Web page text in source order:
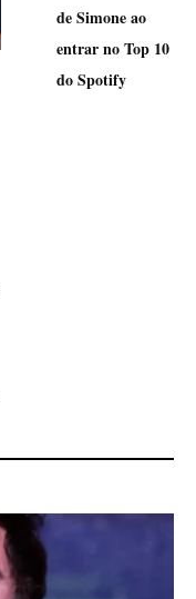
de Simone ao
entrar no Top 10
do Spotify